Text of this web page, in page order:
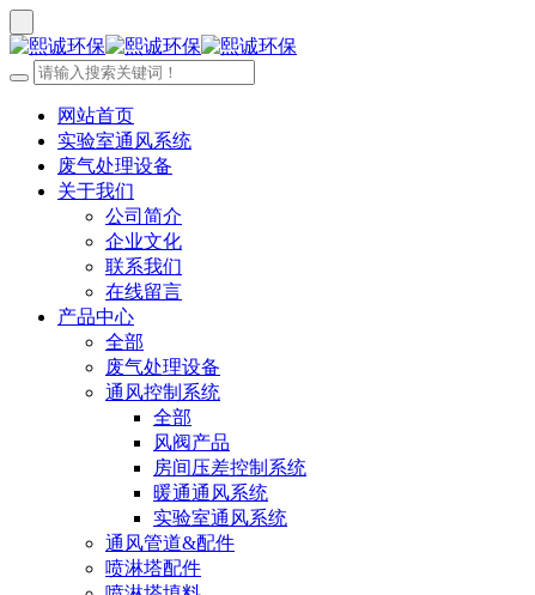
网站首页
实验室通风系统
废气处理设备
关于我们
公司简介
企业文化
联系我们
在线留言
产品中心
全部
废气处理设备
通风控制系统
全部
风阀产品
房间压差控制系统
暖通通风系统
实验室通风系统
通风管道&配件
喷淋塔配件